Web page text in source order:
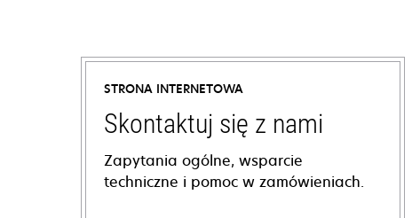
STRONA INTERNETOWA
Skontaktuj się z nami
Zapytania ogólne, wsparcie
techniczne i pomoc w zamówieniach.